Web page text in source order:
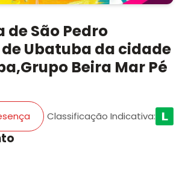
de São Pedro
Ubatuba da cidade
Beira Mar Pé
Classificação Indicativa: